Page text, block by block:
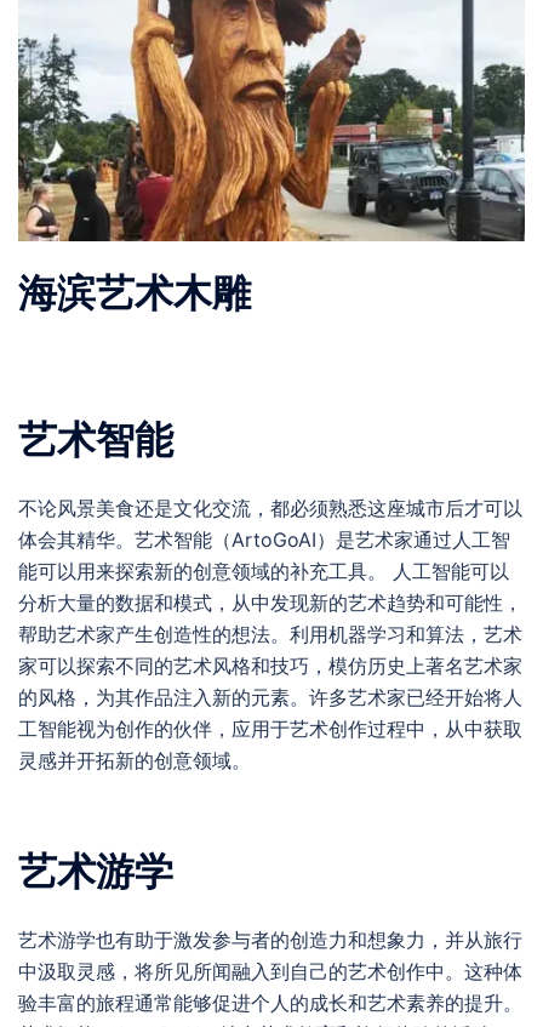
海滨艺术木雕
艺术智能
不论风景美食还是文化交流，都必须熟悉这座城市后才可以
体会其精华。艺术智能（ArtoGoAI）是艺术家通过人工智
能可以用来探索新的创意领域的补充工具。 人工智能可以
分析大量的数据和模式，从中发现新的艺术趋势和可能性，
帮助艺术家产生创造性的想法。利用机器学习和算法，艺术
家可以探索不同的艺术风格和技巧，模仿历史上著名艺术家
的风格，为其作品注入新的元素。许多艺术家已经开始将人
工智能视为创作的伙伴，应用于艺术创作过程中，从中获取
灵感并开拓新的创意领域。
艺术游学
艺术游学也有助于激发参与者的创造力和想象力，并从旅行
中汲取灵感，将所见所闻融入到自己的艺术创作中。这种体
验丰富的旅程通常能够促进个人的成长和艺术素养的提升。